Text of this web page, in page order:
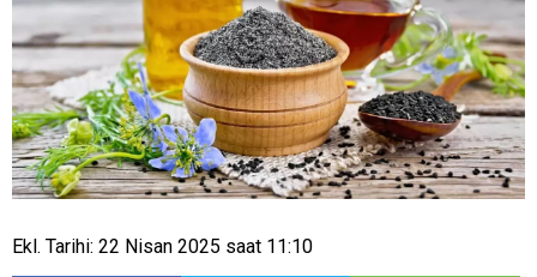
Ekl. Tarihi: 22 Nisan 2025 saat 11:10